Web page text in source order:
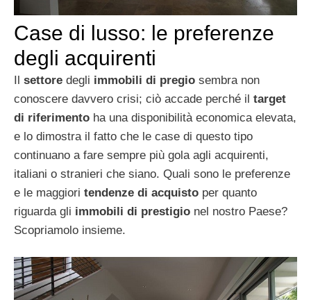
Case di lusso: le preferenze
degli acquirenti
Il settore degli immobili di pregio sembra non
conoscere davvero crisi; ciò accade perché il target
di riferimento ha una disponibilità economica elevata,
e lo dimostra il fatto che le case di questo tipo
continuano a fare sempre più gola agli acquirenti,
italiani o stranieri che siano. Quali sono le preferenze
e le maggiori tendenze di acquisto per quanto
riguarda gli immobili di prestigio nel nostro Paese?
Scopriamolo insieme.